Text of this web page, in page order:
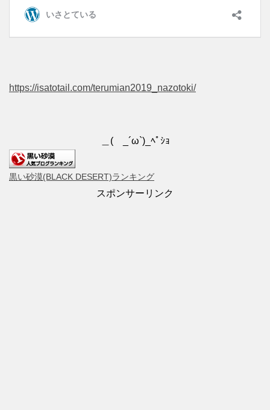
https://isatotail.com/terumian2019_nazotoki/
＿( _´ω`)_ﾍﾟｼｮ
黒い砂漠(BLACK DESERT)ランキング
スポンサーリンク